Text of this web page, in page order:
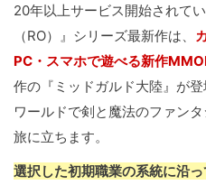
20年以上サービス開始されて
（RO）』シリーズ最新作は、
PC・スマホで遊べる新作
作の『ミッドガルド大陸』が
ワールドで剣と魔法のファン
旅に立ちます。
選択した初期職業の系統に沿